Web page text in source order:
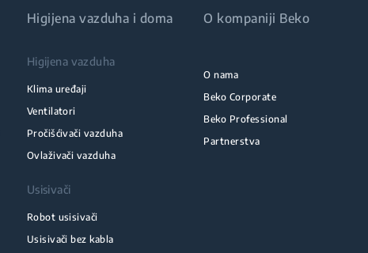
Higijena vazduha i doma
Higijena vazduha
Klima uređaji
Ventilatori
Pročišćivači vazduha
Ovlaživači vazduha
Usisivači
Robot usisivači
Usisivači bez kabla
O kompaniji Beko
O nama
Beko Corporate
Beko Professional
Partnerstva